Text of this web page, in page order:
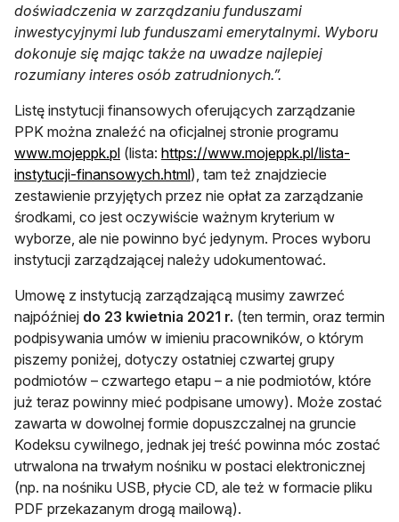
doświadczenia w zarządzaniu funduszami
inwestycyjnymi lub funduszami emerytalnymi. Wyboru
dokonuje się mając także na uwadze najlepiej
rozumiany interes osób zatrudnionych.”.
Listę instytucji finansowych oferujących zarządzanie
PPK można znaleźć na oficjalnej stronie programu
www.mojeppk.plotwiera się w nowej karcie
(lista: https://www.mojeppk.pl/lista-
instytucji-finansowych.htmlotwiera się w nowej karcie
), tam też znajdziecie
zestawienie przyjętych przez nie opłat za zarządzanie
środkami, co jest oczywiście ważnym kryterium w
wyborze, ale nie powinno być jedynym. Proces wyboru
instytucji zarządzającej należy udokumentować.
Umowę z instytucją zarządzającą musimy zawrzeć
najpóźniej do 23 kwietnia 2021 r. (ten termin, oraz termin
podpisywania umów w imieniu pracowników, o którym
piszemy poniżej, dotyczy ostatniej czwartej grupy
podmiotów – czwartego etapu – a nie podmiotów, które
już teraz powinny mieć podpisane umowy). Może zostać
zawarta w dowolnej formie dopuszczalnej na gruncie
Kodeksu cywilnego, jednak jej treść powinna móc zostać
utrwalona na trwałym nośniku w postaci elektronicznej
(np. na nośniku USB, płycie CD, ale też w formacie pliku
PDF przekazanym drogą mailową).